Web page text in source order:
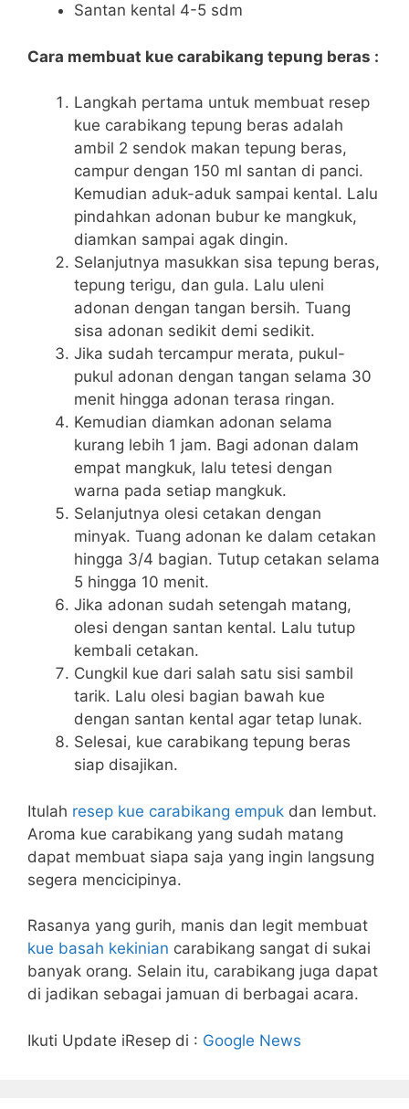
Santan kental 4-5 sdm
Cara membuat kue carabikang tepung beras :
Langkah pertama untuk membuat resep
kue carabikang tepung beras adalah
ambil 2 sendok makan tepung beras,
campur dengan 150 ml santan di panci.
Kemudian aduk-aduk sampai kental. Lalu
pindahkan adonan bubur ke mangkuk,
diamkan sampai agak dingin.
Selanjutnya masukkan sisa tepung beras,
tepung terigu, dan gula. Lalu uleni
adonan dengan tangan bersih. Tuang
sisa adonan sedikit demi sedikit.
Jika sudah tercampur merata, pukul-
pukul adonan dengan tangan selama 30
menit hingga adonan terasa ringan.
Kemudian diamkan adonan selama
kurang lebih 1 jam. Bagi adonan dalam
empat mangkuk, lalu tetesi dengan
warna pada setiap mangkuk.
Selanjutnya olesi cetakan dengan
minyak. Tuang adonan ke dalam cetakan
hingga 3/4 bagian. Tutup cetakan selama
5 hingga 10 menit.
Jika adonan sudah setengah matang,
olesi dengan santan kental. Lalu tutup
kembali cetakan.
Cungkil kue dari salah satu sisi sambil
tarik. Lalu olesi bagian bawah kue
dengan santan kental agar tetap lunak.
Selesai, kue carabikang tepung beras
siap disajikan.
Itulah resep kue carabikang empuk dan lembut.
Aroma kue carabikang yang sudah matang
dapat membuat siapa saja yang ingin langsung
segera mencicipinya.
Rasanya yang gurih, manis dan legit membuat
kue basah kekinian carabikang sangat di sukai
banyak orang. Selain itu, carabikang juga dapat
di jadikan sebagai jamuan di berbagai acara.
Ikuti Update iResep di : Google News